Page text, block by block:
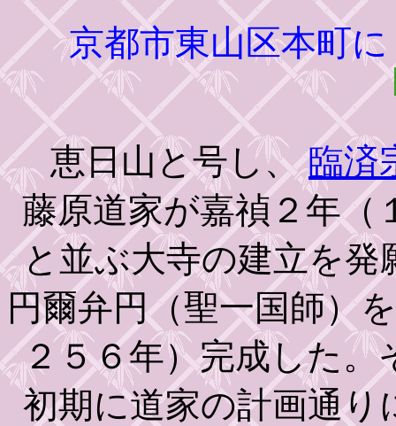
京都市東山区本町に
恵日山と号し、臨済
藤原道家が嘉禎２年
と並ぶ大寺の建立を発
円爾弁円（聖一国師）
２５６年）完成した。
初期に道家の計画通り